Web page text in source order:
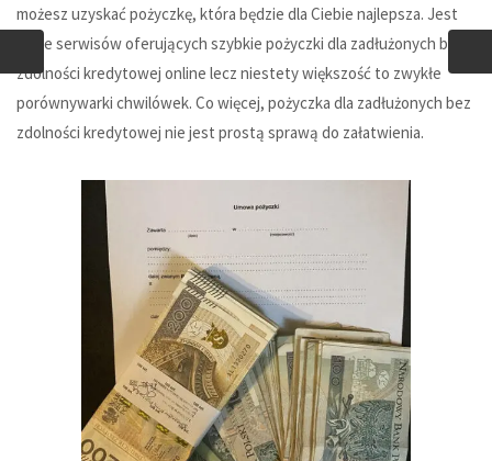
możesz uzyskać pożyczkę, która będzie dla Ciebie najlepsza. Jest
wiele serwisów oferujących szybkie pożyczki dla zadłużonych bez
zdolności kredytowej online lecz niestety większość to zwykłe
porównywarki chwilówek. Co więcej, pożyczka dla zadłużonych bez
zdolności kredytowej nie jest prostą sprawą do załatwienia.